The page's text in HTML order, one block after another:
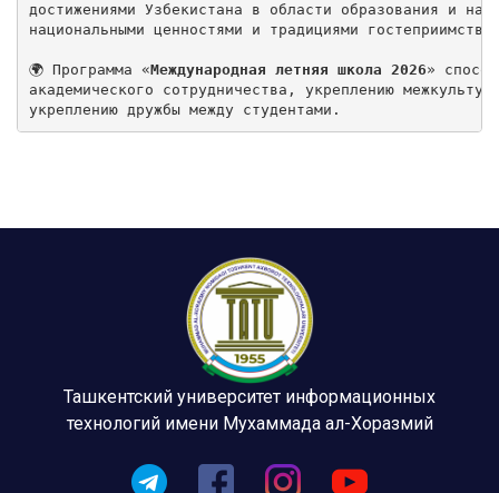
достижениями Узбекистана в области образования и
национальными ценностями и традициями
🌍 Программа «Международная летняя школа 2026»
академического сотрудничества, укреплению
укреплению дружбы между студентами.
Ташкентский университет информационных
технологий имени Мухаммада ал-Хоразмий